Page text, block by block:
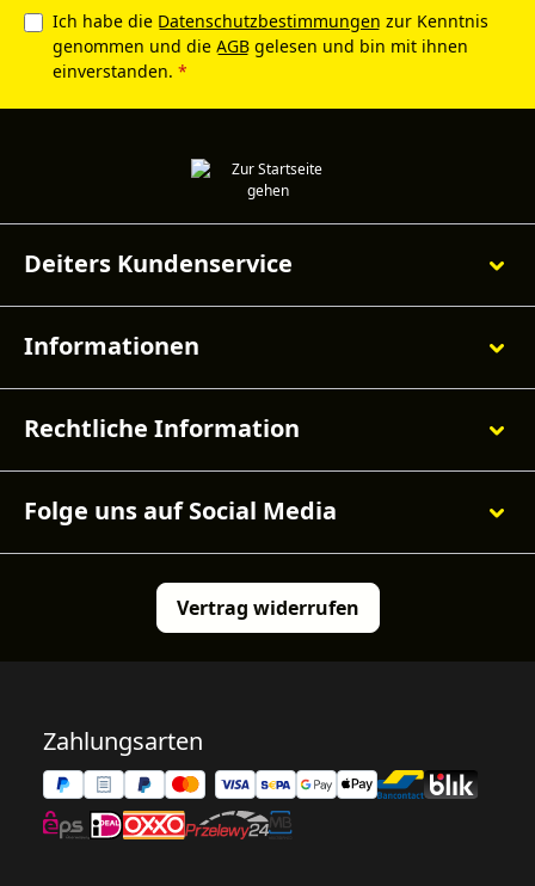
Ich habe die Datenschutzbestimmungen zur Kenntnis
genommen und die AGB gelesen und bin mit ihnen
einverstanden. *
Deiters Kundenservice
Informationen
Rechtliche Information
Folge uns auf Social Media
Vertrag widerrufen
Zahlungsarten